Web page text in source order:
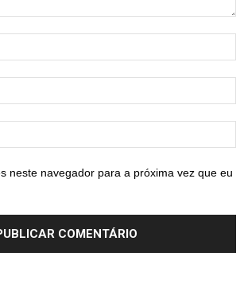
neste navegador para a próxima vez que eu